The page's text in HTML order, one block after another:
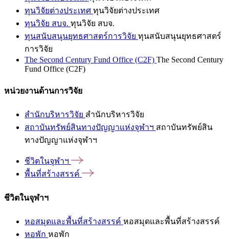
ทุนวิจัยต่างประเทศ ทุนวิจัยต่างประเทศ
ทุนวิจัย สบจ. ทุนวิจัย สบจ.
ทุนสนับสนุนยุทธศาสตร์การวิจัย ทุนสนับสนุนยุทธศาสตร์
การวิจัย
The Second Century Fund Office (C2F) The Second Century
Fund Office (C2F)
หน่วยงานด้านการวิจัย
สำนักบริหารวิจัย สำนักบริหารวิจัย
สถาบันทรัพย์สินทางปัญญาแห่งจุฬาฯ สถาบันทรัพย์สิน
ทางปัญญาแห่งจุฬาฯ
ชีวิตในจุฬาฯ
พื้นที่สร้างสรรค์
ชีวิตในจุฬาฯ
หอสมุดและพื้นที่สร้างสรรค์ หอสมุดและพื้นที่สร้างสรรค์
หอพัก หอพัก